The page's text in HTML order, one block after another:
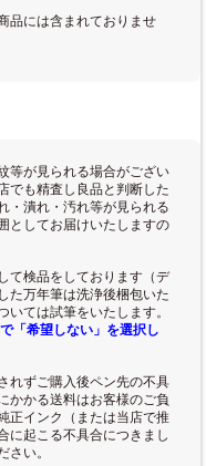
品には含まれておりませ
等が見られる場合がござい
でも精査し良品と判断した
・潰れ・汚れ等が見られる
としてお届けいたしますの
て検品をしております（デ
た万年筆は洗浄後梱包いた
いては試筆をいたします。
「希望しない」を選択し
れずご購入後ペン先の不具
かかる送料はお客様のご負
正インク（または当店で推
に起こる不具合につきまし
さい。